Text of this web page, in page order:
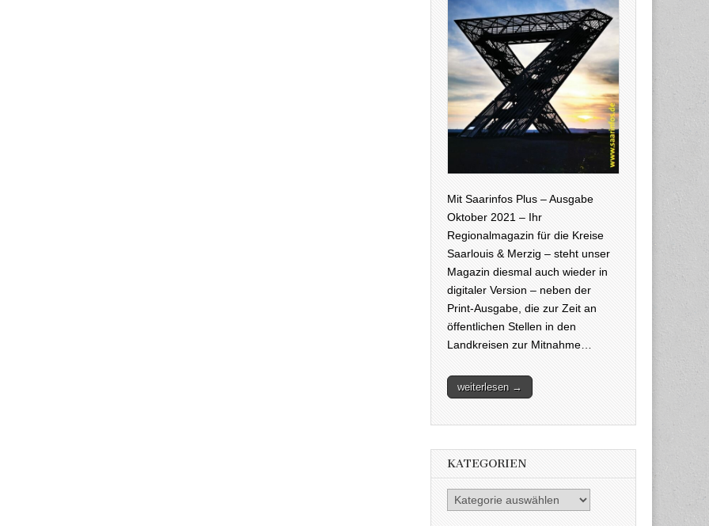
Mit Saarinfos Plus – Ausgabe
Oktober 2021 – Ihr
Regionalmagazin für die Kreise
Saarlouis & Merzig – steht unser
Magazin diesmal auch wieder in
digitaler Version – neben der
Print-Ausgabe, die zur Zeit an
öffentlichen Stellen in den
Landkreisen zur Mitnahme…
weiterlesen →
KATEGORIEN
Kategorien